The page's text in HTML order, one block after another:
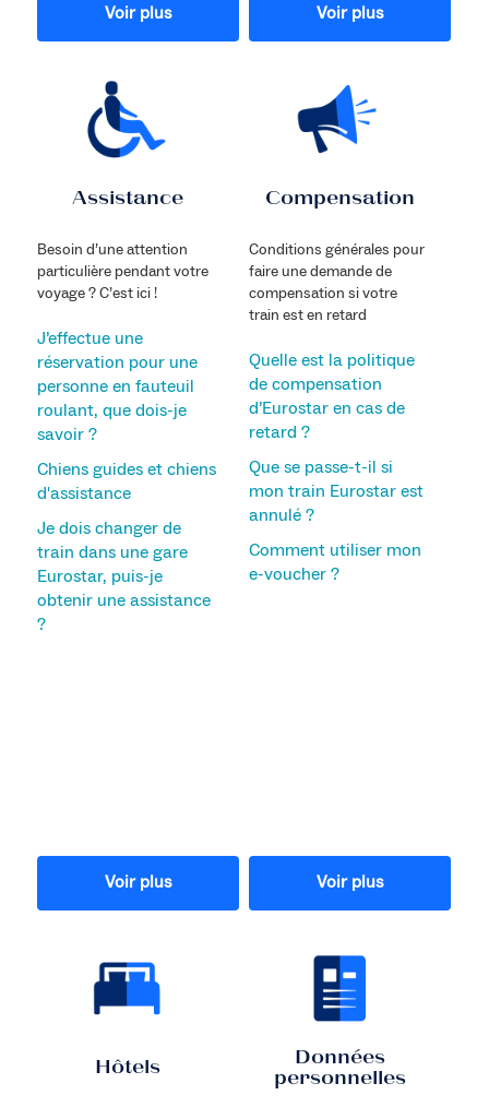
Voir plus Voir plus
Assistance
Besoin d’une attention
particulière pendant votre
voyage ? C’est ici !
J’effectue une
réservation pour une
personne en fauteuil
roulant, que dois-je
savoir ?
Chiens guides et chiens
d'assistance
Je dois changer de
train dans une gare
Eurostar, puis-je
obtenir une assistance
?
Voir plus
Compensation
Conditions générales pour
faire une demande de
compensation si votre
train est en retard
Quelle est la politique
de compensation
d’Eurostar en cas de
retard ?
Que se passe-t-il si
mon train Eurostar est
annulé ?
Comment utiliser mon
e-voucher ?
Voir plus
Hôtels
Données
personnelles